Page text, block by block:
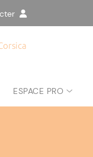
ESPACE PRO